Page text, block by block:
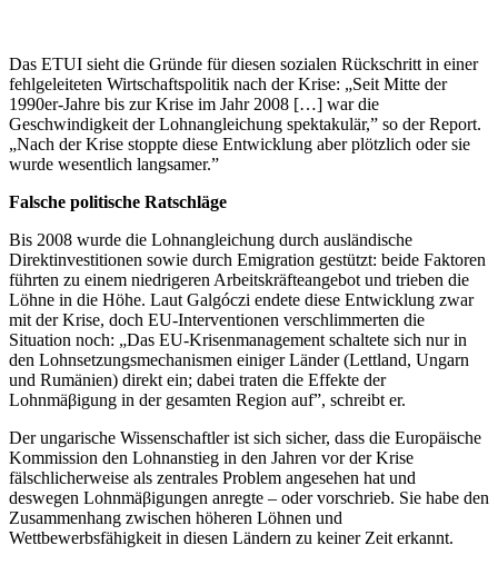
Das ETUI sieht die Gründe für diesen sozialen Rückschritt in einer
fehlgeleiteten Wirtschaftspolitik nach der Krise: „Seit Mitte der
1990er-Jahre bis zur Krise im Jahr 2008 […] war die
Geschwindigkeit der Lohnangleichung spektakulär,” so der Report.
„Nach der Krise stoppte diese Entwicklung aber plötzlich oder sie
wurde wesentlich langsamer.”
Falsche politische Ratschläge
Bis 2008 wurde die Lohnangleichung durch ausländische
Direktinvestitionen sowie durch Emigration gestützt: beide Faktoren
führten zu einem niedrigeren Arbeitskräfteangebot und trieben die
Löhne in die Höhe. Laut Galgóczi endete diese Entwicklung zwar
mit der Krise, doch EU-Interventionen verschlimmerten die
Situation noch: „Das EU-Krisenmanagement schaltete sich nur in
den Lohnsetzungsmechanismen einiger Länder (Lettland, Ungarn
und Rumänien) direkt ein; dabei traten die Effekte der
Lohnmäβigung in der gesamten Region auf”, schreibt er.
Der ungarische Wissenschaftler ist sich sicher, dass die Europäische
Kommission den Lohnanstieg in den Jahren vor der Krise
fälschlicherweise als zentrales Problem angesehen hat und
deswegen Lohnmäβigungen anregte – oder vorschrieb. Sie habe den
Zusammenhang zwischen höheren Löhnen und
Wettbewerbsfähigkeit in diesen Ländern zu keiner Zeit erkannt.